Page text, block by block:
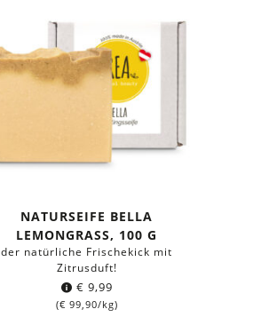
NATURSEIFE BELLA
LEMONGRASS, 100 G
der natürliche Frischekick mit
Zitrusduft!
€ 9,99
(€ 99,90/kg)